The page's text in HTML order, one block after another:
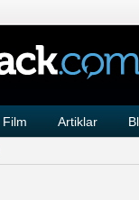
Film Artiklar